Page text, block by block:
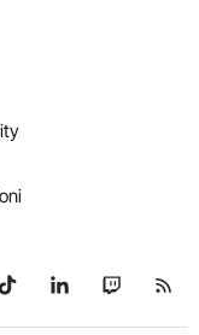
su Telegram
su TikTok
Seguici su
Seguici